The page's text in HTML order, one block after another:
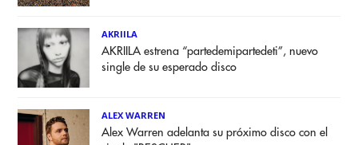
AKRIILA
AKRIILA estrena “partedemipartedeti”, nuevo
single de su esperado disco
ALEX WARREN
Alex Warren adelanta su próximo disco con el